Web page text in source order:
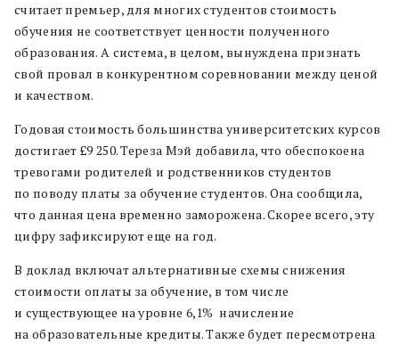
считает премьер, для многих студентов стоимость
обучения не соответствует ценности полученного
образования. А система, в целом, вынуждена признать
свой провал в конкурентном соревновании между ценой
и качеством.
Годовая стоимость большинства университетских курсов
достигает £9 250. Тереза Мэй добавила, что обеспокоена
тревогами родителей и родственников студентов
по поводу платы за обучение студентов. Она сообщила,
что данная цена временно заморожена. Скорее всего, эту
цифру зафиксируют еще на год.
В доклад включат альтернативные схемы снижения
стоимости оплаты за обучение, в том числе
и существующее на уровне 6,1% начисление
на образовательные кредиты. Также будет пересмотрена